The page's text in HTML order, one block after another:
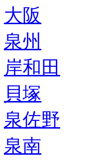
大阪
泉州
岸和田
貝塚
泉佐野
泉南